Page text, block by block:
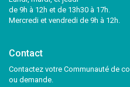
de 9h à 12h et de 13h30 à 17h.
Mercredi et vendredi de 9h à 12h.
Contact
Contactez votre Communauté de
ou demande.